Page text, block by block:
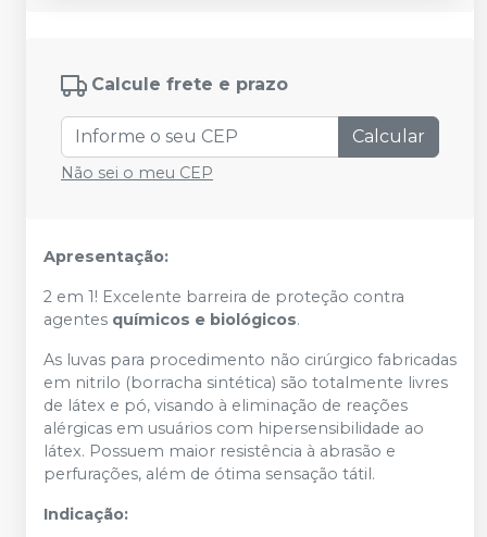
Calcule frete e prazo
Calcular
Não sei o meu CEP
Apresentação:
2 em 1! Excelente barreira de proteção contra
agentes químicos e biológicos.
As luvas para procedimento não cirúrgico fabricadas
em nitrilo (borracha sintética) são totalmente livres
de látex e pó, visando à eliminação de reações
alérgicas em usuários com hipersensibilidade ao
látex. Possuem maior resistência à abrasão e
perfurações, além de ótima sensação tátil.
Indicação: